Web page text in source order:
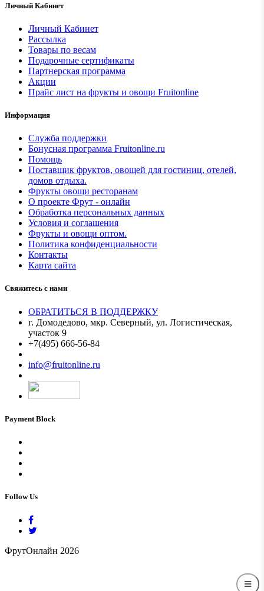
Личный Кабинет
Личный Кабинет
Рассылка
Товары по весам
Подарочные сертификаты
Партнерская программа
Акции
Прайс лист на фрукты и овощи Fruitonline
Информация
Служба поддержки
Бонусная программа Fruitonline.ru
Помощь
Поставщик фруктов, овощей для гостиниц, отелей,
домов отдыха.
Фрукты овощи ресторанам
О проекте Фрут - онлайн
Обработка персональных данных
Условия и соглашения
Фрукты и овощи оптом.
Политика конфиденциальности
Контакты
Карта сайта
Свяжитесь с нами
ОБРАТИТЬСЯ В ПОДДЕРЖКУ
г. Домодедово, мкр. Северный, ул. Логистическая,
участок 9
+7(495) 666-56-84
info@fruitonline.ru
Payment Block
Follow Us
ФрутОнлайн 2026